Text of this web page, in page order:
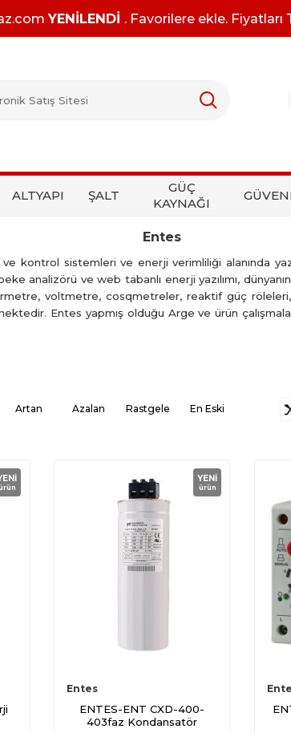
YENİLENDİ . Favorilere ekle. Fiyatları
ALTYAPI ŞALT
GÜÇ
KAYNAĞI
Entes
kontrol sistemleri ve enerji verimliliği alanında
analizörü ve web tabanlı enerji yazılımı,
voltmetre, cosqmetreler, reaktif güç
Entes yapmış olduğu Arge ve ürün
Artan Azalan Rastgele En Eski
YENI
ürün
Entes
ENTES-ENT CXD-400-
403faz Kondansatör